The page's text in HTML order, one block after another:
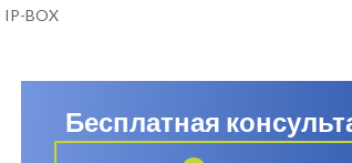
IP-BOX
Бесплатная